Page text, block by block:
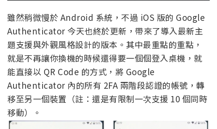
雖然稍微慢於 Android 系統，不過 iOS 版的 Google
Authenticator 今天也終於更新，帶來了導入最新主
題支援與外觀風格設計的版本。其中最重點的重點，
就是不再讓你換機的時候還得要一個個登入桌機，就
能直接以 QR Code 的方式，將 Google
Authenticator 內的所有 2FA 兩階段認證的帳號，轉
移至另一個裝置（註：還是有限制一次支援 10 個同時
移動）。